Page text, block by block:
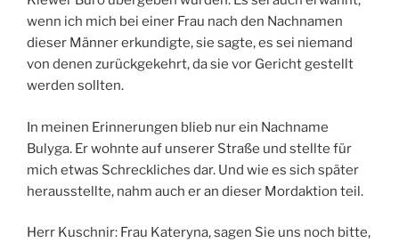
wenn ich mich bei einer Frau nach den Nachnamen
dieser Männer erkundigte, sie sagte, es sei niemand
von denen zurückgekehrt, da sie vor Gericht gestellt
werden sollten.
In meinen Erinnerungen blieb nur ein Nachname
Bulyga. Er wohnte auf unserer Straße und stellte für
mich etwas Schreckliches dar. Und wie es sich später
herausstellte, nahm auch er an dieser Mordaktion teil.
Herr Kuschnir: Frau Kateryna, sagen Sie uns noch bitte,